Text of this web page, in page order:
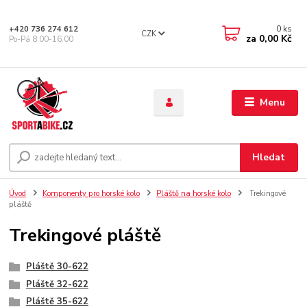
Menu
CZK
Hledat
+420 736 274 612
Po-Pá 8.00-16.00
0 ks
za 0,00 Kč
Úvod Komponenty pro horské kolo Pláště na horské kolo
Trekingové
pláště
Trekingové pláště
Pláště 30-622
Pláště 32-622
Pláště 35-622